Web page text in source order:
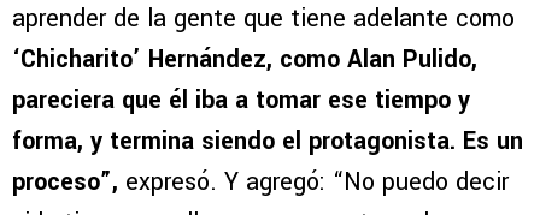
aprender de la gente que tiene adelante como
‘Chicharito’ Hernández, como Alan Pulido,
pareciera que él iba a tomar ese tiempo y
forma, y termina siendo el protagonista. Es un
proceso”, expresó. Y agregó: “No puedo decir